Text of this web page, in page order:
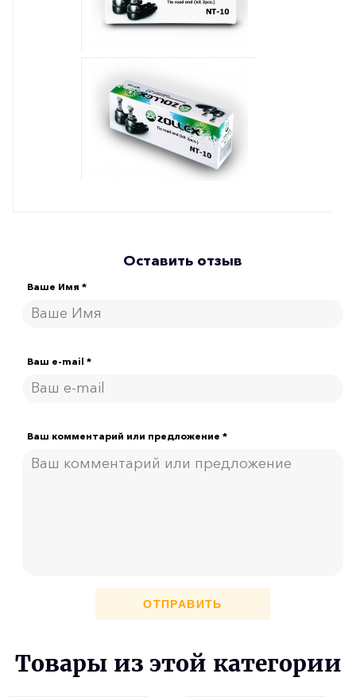
Оставить отзыв
Ваше Имя *
Ваш e-mail *
Ваш комментарий или предложение *
ОТПРАВИТЬ
Товары из этой категории